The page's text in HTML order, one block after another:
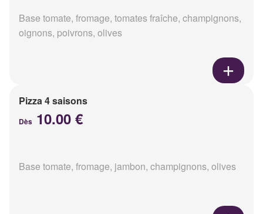
Base tomate, fromage, tomates fraîche, champignons,
oignons, poivrons, olives
Pizza 4 saisons
Dès 10.00 €
Base tomate, fromage, jambon, champignons, olives